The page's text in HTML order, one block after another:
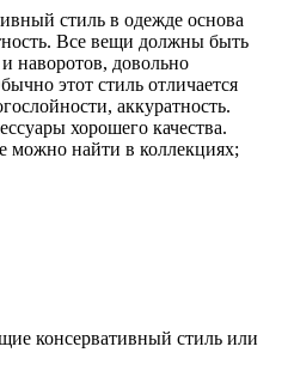
стиль в одежде основа
Все вещи должны быть
наворотов, довольно
этот стиль отличается
аккуратность.
хорошего качества.
можно найти в коллекциях;
консервативный стиль или